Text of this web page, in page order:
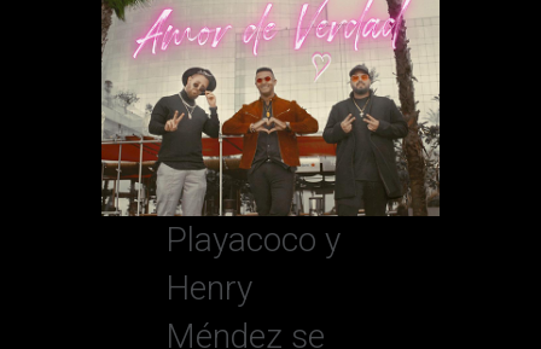
Playacoco y
Henry
Méndez se